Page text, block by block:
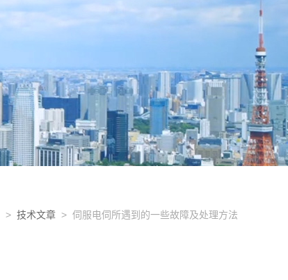
> 技术文章 > 伺服电伺所遇到的一些故障及处理方法